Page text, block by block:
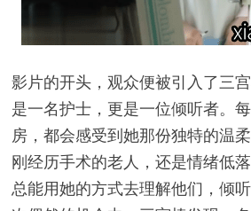
影片的开头，观众便被引入了三
是一名护士，更是一位倾听者。
房，都会感受到她那份独特的温
刚经历手术的老人，还是情绪低
总能用她的方式去理解他们，倾